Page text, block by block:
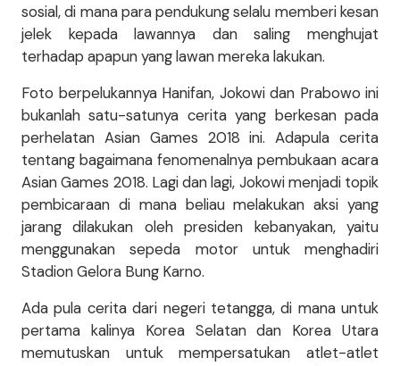
sosial, di mana para pendukung selalu memberi kesan
jelek kepada lawannya dan saling menghujat
terhadap apapun yang lawan mereka lakukan.
Foto berpelukannya Hanifan, Jokowi dan Prabowo ini
bukanlah satu-satunya cerita yang berkesan pada
perhelatan Asian Games 2018 ini. Adapula cerita
tentang bagaimana fenomenalnya pembukaan acara
Asian Games 2018. Lagi dan lagi, Jokowi menjadi topik
pembicaraan di mana beliau melakukan aksi yang
jarang dilakukan oleh presiden kebanyakan, yaitu
menggunakan sepeda motor untuk menghadiri
Stadion Gelora Bung Karno.
Ada pula cerita dari negeri tetangga, di mana untuk
pertama kalinya Korea Selatan dan Korea Utara
memutuskan untuk mempersatukan atlet-atlet